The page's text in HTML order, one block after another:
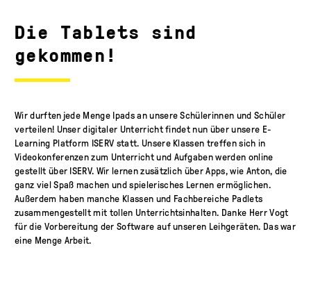
Die Tablets sind
gekommen!
Wir durften jede Menge Ipads an unsere Schülerinnen und Schüler
verteilen! Unser digitaler Unterricht findet nun über unsere E-
Learning Platform ISERV statt. Unsere Klassen treffen sich in
Videokonferenzen zum Unterricht und Aufgaben werden online
gestellt über ISERV. Wir lernen zusätzlich über Apps, wie Anton, die
ganz viel Spaß machen und spielerisches Lernen ermöglichen.
Außerdem haben manche Klassen und Fachbereiche Padlets
zusammengestellt mit tollen Unterrichtsinhalten. Danke Herr Vogt
für die Vorbereitung der Software auf unseren Leihgeräten. Das war
eine Menge Arbeit.